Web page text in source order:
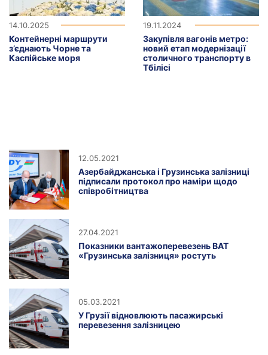
14.10.2025
Контейнерні маршрути
з’єднають Чорне та
Каспійське моря
19.11.2024
Закупівля вагонів метро:
новий етап модернізації
столичного транспорту в
Тбілісі
12.05.2021
Азербайджанська і Грузинська залізниці
підписали протокол про наміри щодо
співробітництва
27.04.2021
Показники вантажоперевезень ВАТ
«Грузинська залізниця» ростуть
05.03.2021
У Грузії відновлюють пасажирські
перевезення залізницею